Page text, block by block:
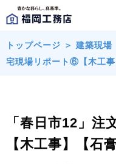
トップページ ＞ 建築現場
宅現場リポート⑥【木工事
「春日市12」
【木工事】【石